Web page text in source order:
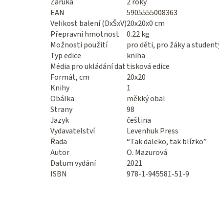
Záruka
2 roky
EAN
5905555008363
Velikost balení (DxŠxV)20x20x0 cm
Přepravní hmotnost
0.22 kg
Možnosti použití
pro děti, pro žáky a
Typ edice
kniha
Média pro ukládání dattisková edice
Formát, cm
20x20
Knihy
1
Obálka
měkký obal
Strany
98
Jazyk
čeština
Vydavatelství
Levenhuk Press
Řada
“Tak daleko, tak blízko”
Autor
O. Mazurová
Datum vydání
2021
ISBN
978-1-945581-51-9